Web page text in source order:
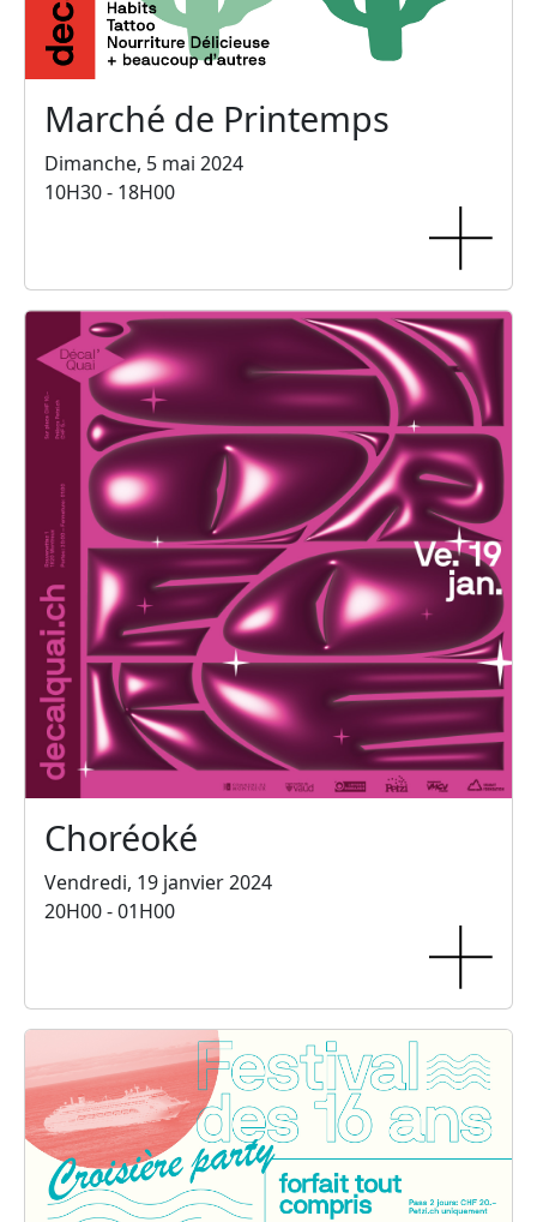
Marché de Printemps
Dimanche, 5 mai 2024
10H30 - 18H00
Choréoké
Vendredi, 19 janvier 2024
20H00 - 01H00